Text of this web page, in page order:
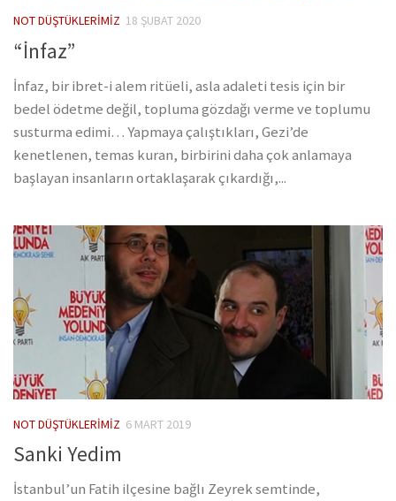
NOT DÜŞTÜKLERIMIZ 18 ŞUBAT 2020
“İnfaz”
İnfaz, bir ibret-i alem ritüeli, asla adaleti tesis için bir
bedel ödetme değil, topluma gözdağı verme ve toplumu
susturma edimi… Yapmaya çalıştıkları, Gezi’de
kenetlenen, temas kuran, birbirini daha çok anlamaya
başlayan insanların ortaklaşarak çıkardığı,...
NOT DÜŞTÜKLERIMIZ 6 MART 2019
Sanki Yedim
İstanbul’un Fatih ilçesine bağlı Zeyrek semtinde,